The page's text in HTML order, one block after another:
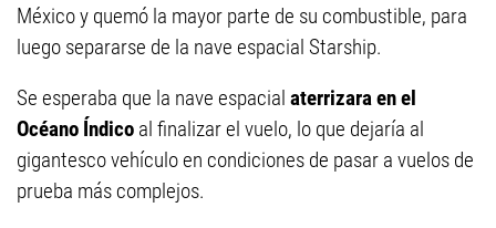
México y quemó la mayor parte de su combustible, para
luego separarse de la nave espacial Starship.
Se esperaba que la nave espacial aterrizara en el
Océano Índico al finalizar el vuelo, lo que dejaría al
gigantesco vehículo en condiciones de pasar a vuelos de
prueba más complejos.